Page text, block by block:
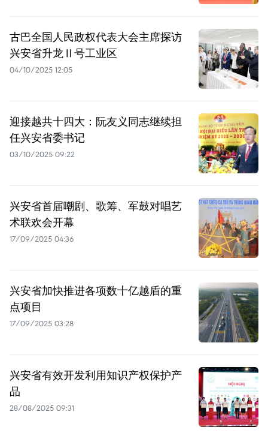
古巴全国人民政权代表大会主席探访
兴安省升龙Ⅱ号工业区
04/10/2025 12:05
迎接越共十四大：阮友义同志继续担
任兴安省委书记
03/10/2025 09:22
兴安省首届嘲剧、歌筹、军鼓对唱艺
术联欢会开幕
17/09/2025 04:36
兴安省加快推进各项数十亿越盾的重
点项目
17/09/2025 03:28
兴安省有效开发利用知识产权保护产
品
28/08/2025 09:31